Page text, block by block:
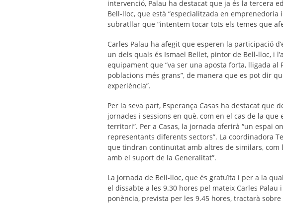
intervenció, Palau ha destacat que ja és la tercera
Bell-lloc, que està “especialitzada en
subratllar que “intentem tocar tots els temes que
Carles Palau ha afegit que esperen la participació
un dels quals és Ismael Bellet, pintor de Bell-lloc, i
equipament que “va ser una aposta forta, lligada
poblacions més grans”, de manera que es pot dir
experiència”.
Per la seva part, Esperança Casas ha destacat que
jornades i sessions en què, com en el cas de la
territori”. Per a Casas, la jornada oferirà “un espai
representants diferents sectors”. La coordinadora
que tindran continuïtat amb altres de similars, com
amb el suport de la Generalitat”.
La jornada de Bell-lloc, que és gratuïta i per a la
el dissabte a les 9.30 hores pel mateix Carles
ponència, prevista per les 9.45 hores, tractarà